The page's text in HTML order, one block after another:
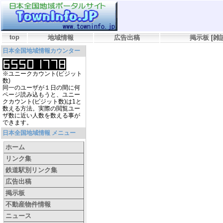
top 地域情報 広告出稿 掲示板 [雑
日本全国地域情報カウンター
※ユニークカウント(ビジット
数)
同一のユーザが１日の間に何
ページ読み込もうと、ユニー
クカウント(ビジット数)は1と
数える方法。実際の閲覧ユー
ザ数に近い人数を数える事が
できます。
日本全国地域情報 メニュー
ホーム
リンク集
鉄道駅別リンク集
広告出稿
掲示板
不動産物件情報
ニュース